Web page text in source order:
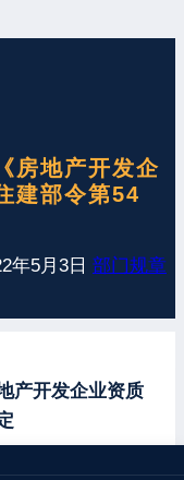
房地产开发企
建部令第54
年5月3日 部门规章
产开发企业资质
房和城乡建设部